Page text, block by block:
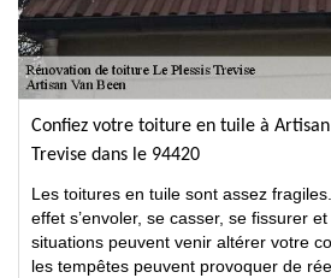
Confiez votre toiture en tuile à Artisan
Trevise dans le 94420
Les toitures en tuile sont assez
effet s’envoler, se casser, se fissurer
situations peuvent venir altérer votre
les tempêtes peuvent provoquer de